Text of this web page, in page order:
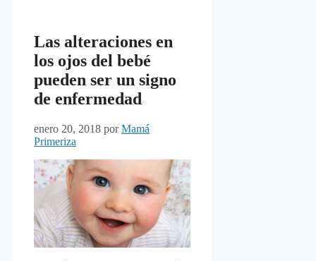
Las alteraciones en
los ojos del bebé
pueden ser un signo
de enfermedad
enero 20, 2018 porMamá
Primeriza